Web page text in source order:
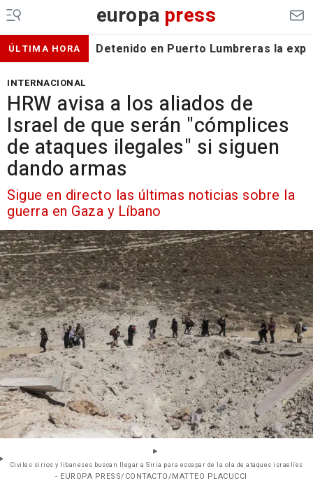
europa press
ÚLTIMA HORA Detenido en Puerto Lumbreras la
INTERNACIONAL
HRW avisa a los aliados de
Israel de que serán "cómplices
de ataques ilegales" si siguen
dando armas
Sigue en directo las últimas noticias sobre la
guerra en Gaza y Líbano
Civiles sirios y libaneses buscan llegar a Siria para escapar de la ola de ataques israelíes
- EUROPA PRESS/CONTACTO/MATTEO PLACUCCI